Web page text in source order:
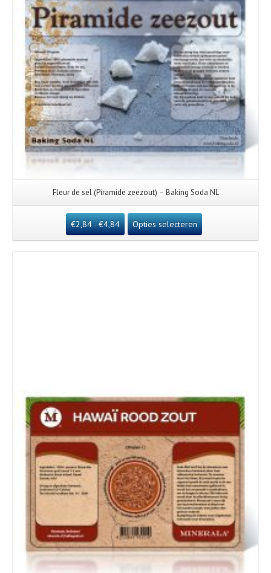
Fleur de sel (Piramide zeezout) – Baking Soda NL
€2,84- €4,84 Opties selecteren